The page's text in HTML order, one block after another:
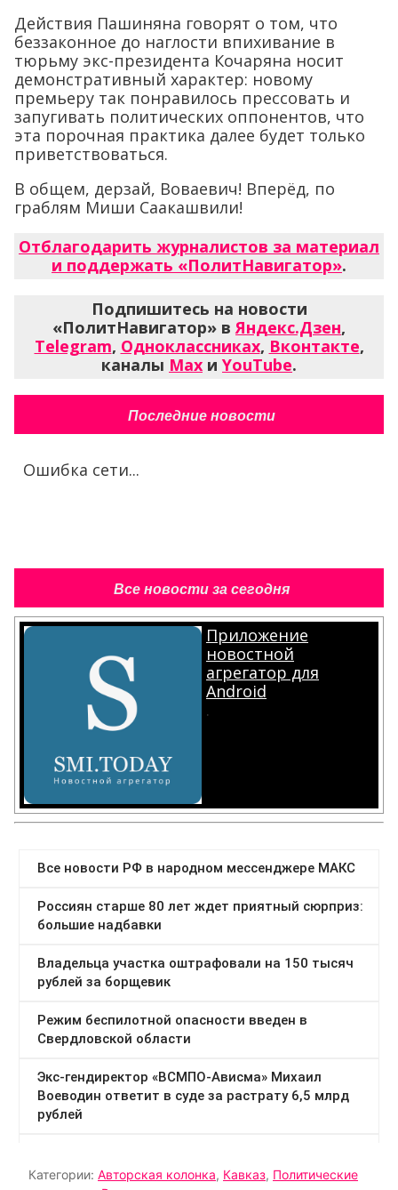
Действия Пашиняна говорят о том, что
беззаконное до наглости впихивание в
тюрьму экс-президента Кочаряна носит
демонстративный характер: новому
премьеру так понравилось прессовать и
запугивать политических оппонентов, что
эта порочная практика далее будет только
приветствоваться.
В общем, дерзай, Воваевич! Вперёд, по
граблям Миши Саакашвили!
Отблагодарить журналистов за материал
и поддержать «ПолитНавигатор».
Подпишитесь на новости
«ПолитНавигатор» вЯндекс.Дзен,
Telegram, Одноклассниках, Вконтакте,
каналы Max и YouTube.
Последние новости
Ошибка сети...
Все новости за сегодня
Приложение
новостной
агрегатор для
Android
.
Категории: Авторская колонка, Кавказ, Политические